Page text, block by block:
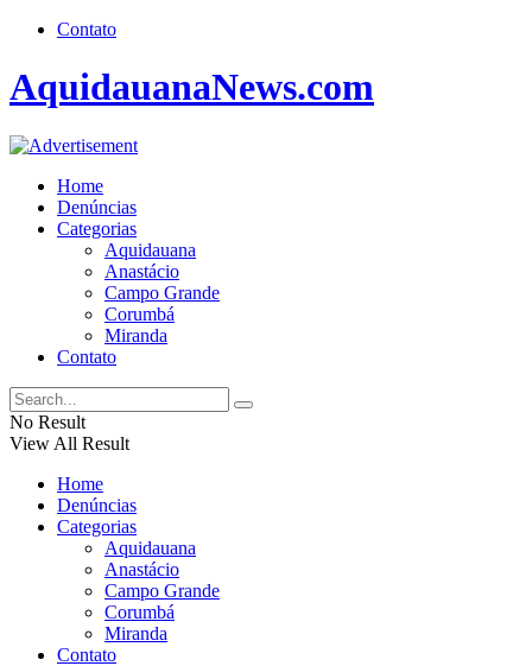
Contato
AquidauanaNews.com
Home
Denúncias
Categorias
Aquidauana
Anastácio
Campo Grande
Corumbá
Miranda
Contato
No Result
View All Result
Home
Denúncias
Categorias
Aquidauana
Anastácio
Campo Grande
Corumbá
Miranda
Contato